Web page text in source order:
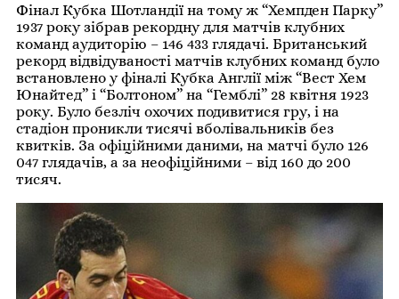
Фінал Кубка Шотландії на тому ж “Хемпден Парку”
1937 року зібрав рекордну для матчів клубних
команд аудиторію – 146 433 глядачі. Британський
рекорд відвідуваності матчів клубних команд було
встановлено у фіналі Кубка Англії між “Вест Хем
Юнайтед” і “Болтоном” на “Гемблі” 28 квітня 1923
року. Було безліч охочих подивитися гру, і на
стадіон проникли тисячі вболівальників без
квитків. За офіційними даними, на матчі було 126
047 глядачів, а за неофіційними – від 160 до 200
тисяч.